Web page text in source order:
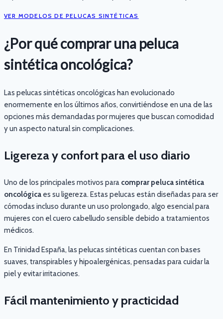
VER MODELOS DE PELUCAS SINTÉTICAS
¿Por qué comprar una peluca
sintética oncológica?
Las pelucas sintéticas oncológicas han evolucionado
enormemente en los últimos años, convirtiéndose en una de las
opciones más demandadas por mujeres que buscan comodidad
y un aspecto natural sin complicaciones.
Ligereza y confort para el uso diario
Uno de los principales motivos para comprar peluca sintética
oncológica es su ligereza. Estas pelucas están diseñadas para ser
cómodas incluso durante un uso prolongado, algo esencial para
mujeres con el cuero cabelludo sensible debido a tratamientos
médicos.
En Trinidad España, las pelucas sintéticas cuentan con bases
suaves, transpirables y hipoalergénicas, pensadas para cuidar la
piel y evitar irritaciones.
Fácil mantenimiento y practicidad